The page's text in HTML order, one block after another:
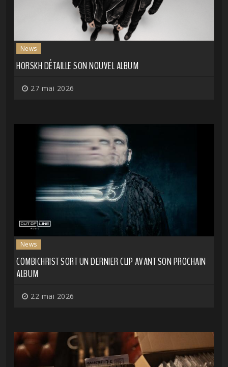
News
HORSKH DÉTAILLE SON NOUVEL ALBUM
27 mai 2026
News
COMBICHRIST SORT UN DERNIER CLIP AVANT SON PROCHAIN
ALBUM
22 mai 2026